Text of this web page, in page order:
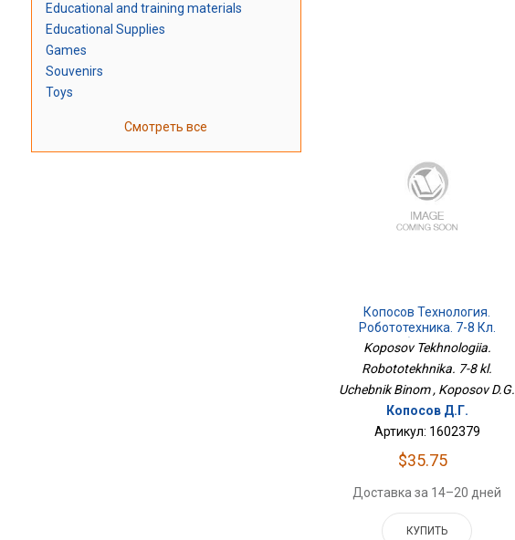
Educational and training materials
Educational Supplies
Games
Souvenirs
Toys
Смотреть все
Копосов Технология.
Робототехника. 7-8 Кл.
Учебник Бином
Koposov Tekhnologiia.
Robototekhnika. 7-8 kl.
Uchebnik Binom , Koposov D.G.
Копосов Д.Г.
Артикул: 1602379
$35.75
Доставка за 14–20 дней
КУПИТЬ